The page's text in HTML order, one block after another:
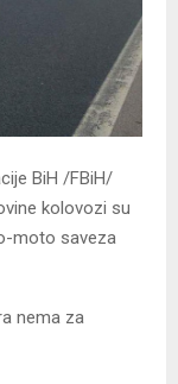
BiH /FBiH/
kolovozi su
moto saveza
nema za